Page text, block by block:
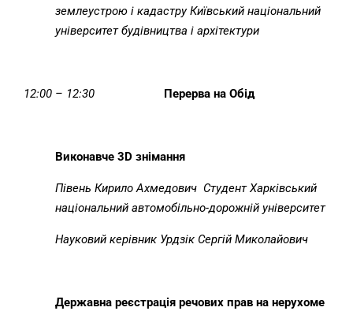
землеустрою і кадастру Київський національний
університет будівництва і архітектури
12:00 – 12:30 Перерва на Обід
Виконавче 3 D знімання
Півень Кирило Ахмедович Студент Харківський
національний автомобільно-дорожній університет
Науковий керівник Урдзік Сергій Миколайович
Державна реєстрація речових прав на нерухоме